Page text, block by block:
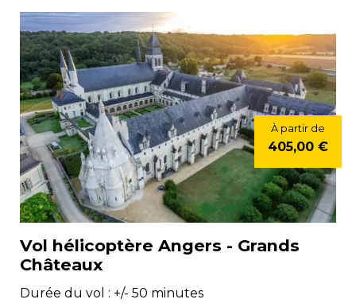
Vol hélicoptère Angers - Grands
Châteaux
Durée du vol : +/- 50 minutes
À partir de
405,00 €